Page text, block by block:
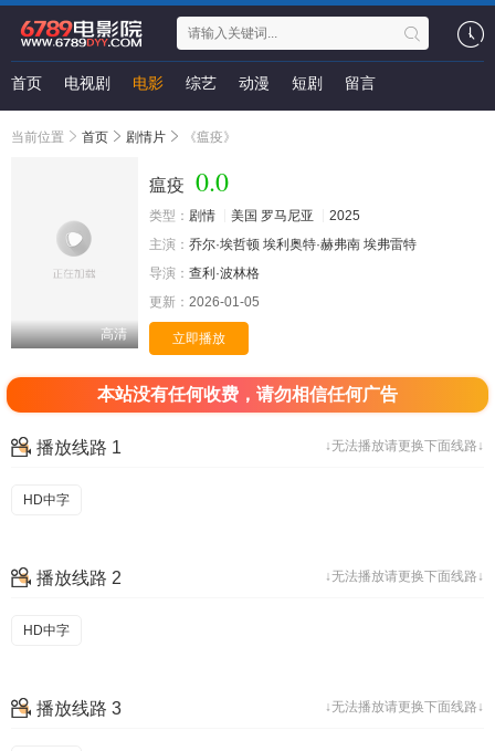
首页 电视剧 电影 综艺 动漫 短剧 留言
当前位置 首页 剧情片 《瘟疫》
高清
瘟疫 0.0
类型： 剧情 美国 罗马尼亚
2025
主演： 乔尔·埃哲顿 埃利奥特·赫弗南 埃弗雷特
导演： 查利·波林格
更新： 2026-01-05
立即播放
本站没有任何收费，请勿相信任何广告
↓无法播放请更换下面线路↓
播放线路 1
HD中字
↓无法播放请更换下面线路↓
播放线路 2
HD中字
↓无法播放请更换下面线路↓
播放线路 3